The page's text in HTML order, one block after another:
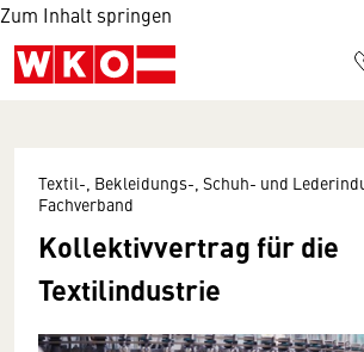
Zum Inhalt springen
Textil-, Bekleidungs-, Schuh- und
Fachverband
Kollektivvertrag für die
Textilindustrie